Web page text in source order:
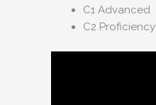
C1 Advanced
C2 Proficiency